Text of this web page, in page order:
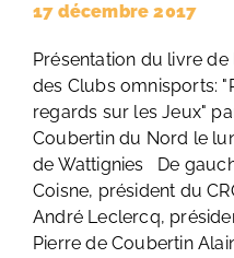
17 décembre 2017
Présentation du livre de
des Clubs omnisports:
regards sur les Jeux"
Coubertin du Nord le
de Wattignies De
Coisne, président du
André Leclercq,
Pierre de Coubertin